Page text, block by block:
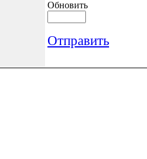
Обновить
Отправить